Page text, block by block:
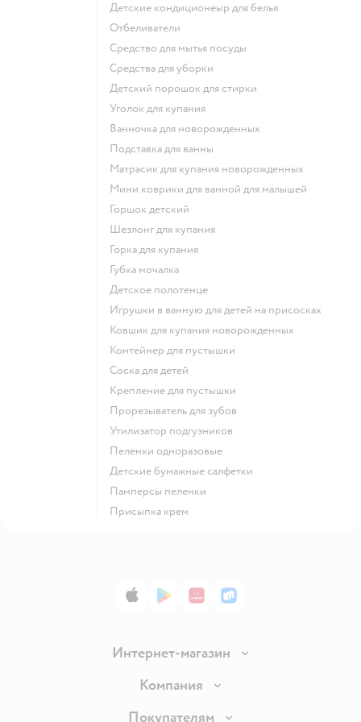
детские кондиционеыр для белья
отбеливатели
средство для мытья посуды
средства для уборки
детский порошок для стирки
уголок для купания
ванночка для новорожденных
подставка для ванны
матрасик для купания новорожденных
мини коврики для ванной для малышей
горшок детский
шезлонг для купания
горка для купания
губка мочалка
детское полотенце
игрушки в ванную для детей на присосках
ковшик для купания новорожденных
контейнер для пустышки
соска для детей
крепление для пустышки
прорезыватель для зубов
утилизатор подгузников
пеленки одноразовые
детские бумажные салфетки
памперсы пеленки
присыпка крем
App StoreGoogle Play
AppGallery
RuStore
Интернет-магазин
Доставка и оплата
Компания
О компании
Покупателям